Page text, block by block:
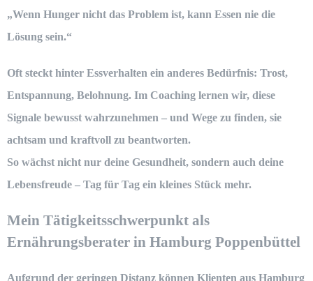
„Wenn Hunger nicht das Problem ist, kann Essen nie die
Lösung sein.“
Oft steckt hinter Essverhalten ein anderes Bedürfnis: Trost,
Entspannung, Belohnung. Im Coaching lernen wir, diese
Signale bewusst wahrzunehmen – und Wege zu finden, sie
achtsam und kraftvoll zu beantworten.
So wächst nicht nur deine Gesundheit, sondern auch deine
Lebensfreude – Tag für Tag ein kleines Stück mehr.
Mein Tätigkeitsschwerpunkt als
Ernährungsberater in Hamburg Poppenbüttel
Aufgrund der geringen Distanz können Klienten aus Hamburg